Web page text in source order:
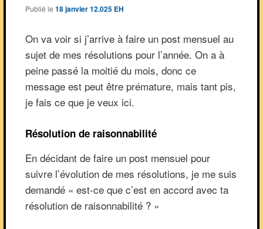
Publié le 18 janvier 12.025 EH
On va voir si j’arrive à faire un post mensuel au
sujet de mes résolutions pour l’année. On a à
peine passé la moitié du mois, donc ce
message est peut être prémature, mais tant pis,
je fais ce que je veux ici.
Résolution de raisonnabilité
En décidant de faire un post mensuel pour
suivre l’évolution de mes résolutions, je me suis
demandé « est-ce que c’est en accord avec ta
résolution de raisonnabilité ? »